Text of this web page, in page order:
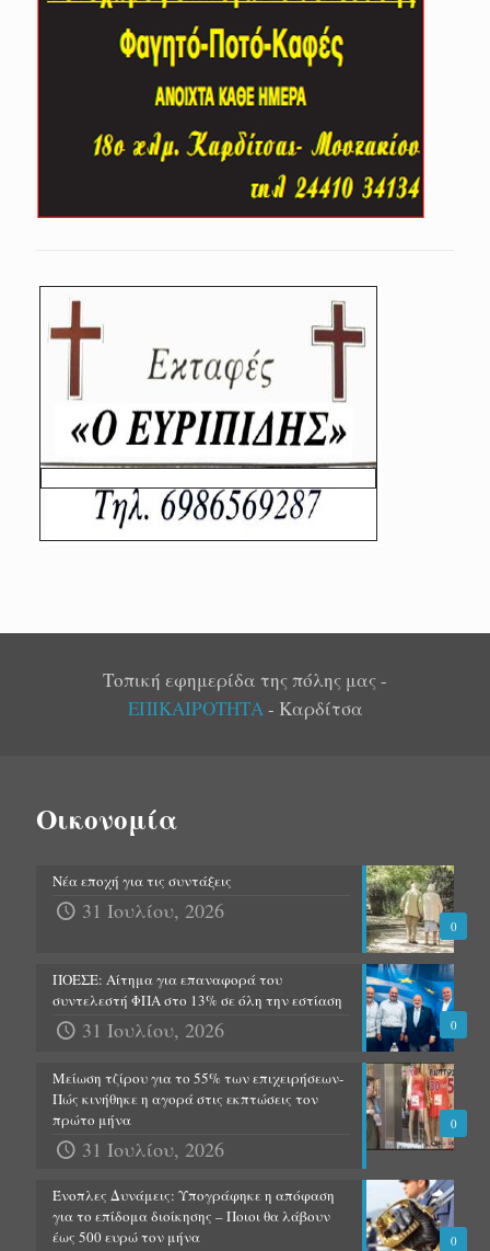
Τοπική εφημερίδα της πόλης μας -
ΕΠΙΚΑΙΡΟΤΗΤΑ- Καρδίτσα
Οικονομία
0
Νέα εποχή για τις συντάξεις
31 Ιουλίου, 2026
0
ΠΟΕΣΕ: Αίτημα για επαναφορά του
συντελεστή ΦΠΑ στο 13% σε όλη την εστίαση
31 Ιουλίου, 2026
0
Μείωση τζίρου για το 55% των επιχειρήσεων-
Πώς κινήθηκε η αγορά στις εκπτώσεις τον
πρώτο μήνα
31 Ιουλίου, 2026
0
Ένοπλες Δυνάμεις: Υπογράφηκε η απόφαση
για το επίδομα διοίκησης – Ποιοι θα λάβουν
έως 500 ευρώ τον μήνα